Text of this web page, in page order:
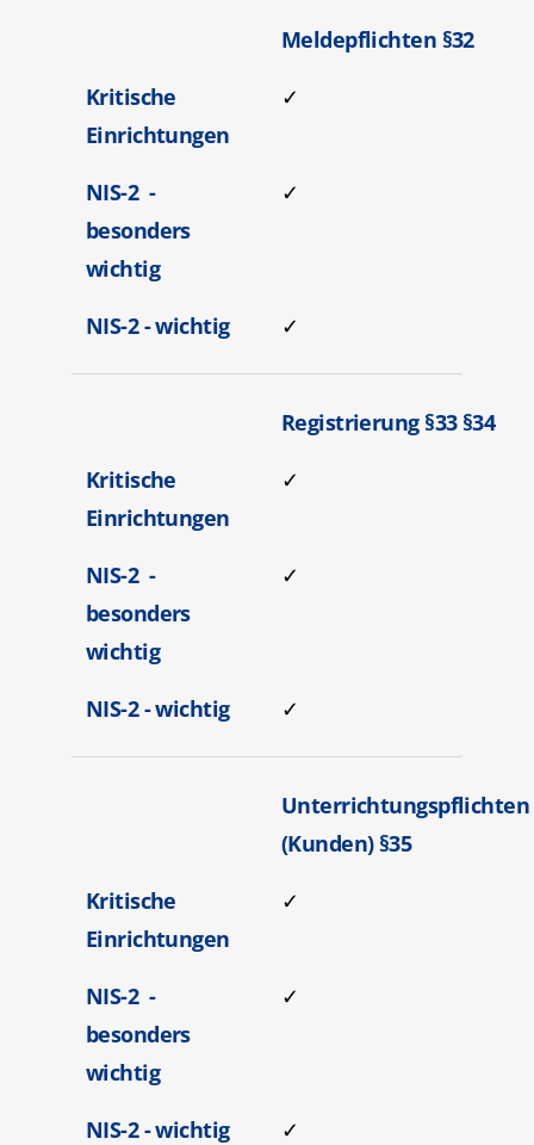
Meldepflichten §32
Kritische
Einrichtungen
✓
NIS-2 -
besonders
wichtig
✓
NIS-2 - wichtig ✓
Registrierung §33 §34
Kritische
Einrichtungen
✓
NIS-2 -
besonders
wichtig
✓
NIS-2 - wichtig ✓
Unterrichtungspflichten
(Kunden) §35
Kritische
Einrichtungen
✓
NIS-2 -
besonders
wichtig
✓
NIS-2 - wichtig ✓